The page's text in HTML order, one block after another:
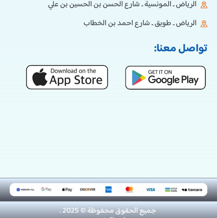
الرياض ـ المونسية ـ شارع الحسن بن الحسين بن علي
الرياض ـ طويق ـ شارع احمد بن الخطاب
تواصل معنا:
جميع الحقوق محفوظة © 2025 .